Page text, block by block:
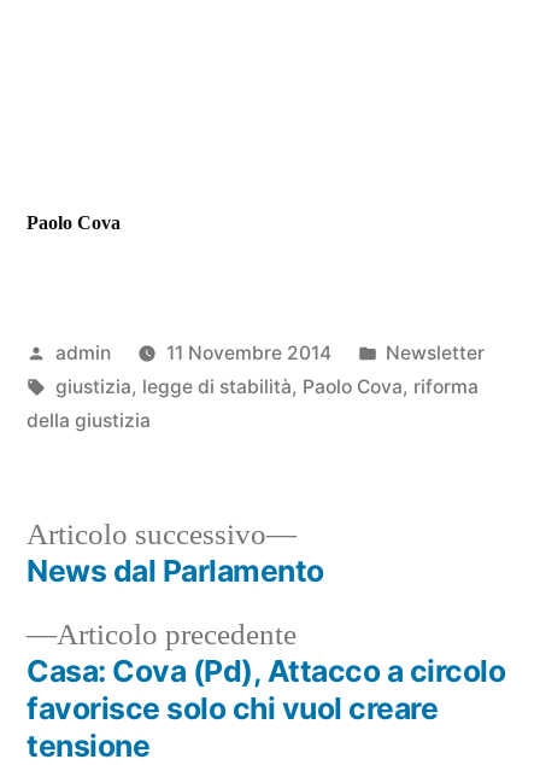
Paolo Cova
Pubblicato
da
admin 11 Novembre 2014
Pubblicato
in
Newsletter
Tag:
giustizia, legge di stabilità, Paolo Cova, riforma
della giustizia
Navigazione
articoli
Articolo precedenteArticolo
precedente:
Casa: Cova (Pd), Attacco a circolo
favorisce solo chi vuol creare
tensione
Articolo successivo
Articolo
successivo:
News dal Parlamento